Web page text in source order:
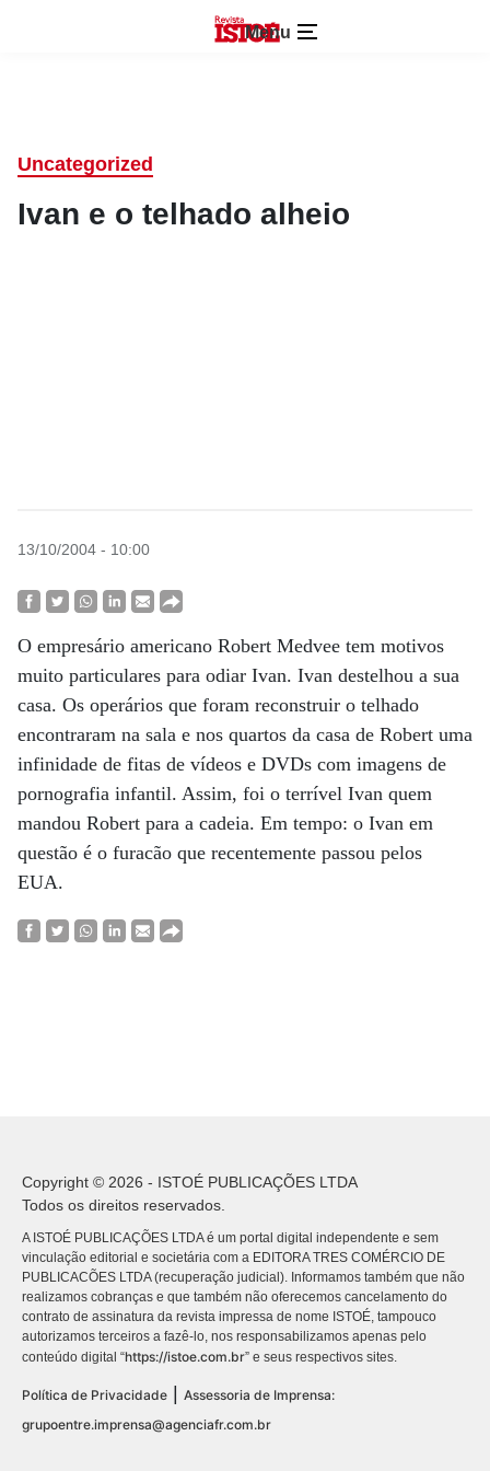
Menu
Uncategorized
Ivan e o telhado alheio
13/10/2004 - 10:00
O empresário americano Robert Medvee tem motivos
muito particulares para odiar Ivan. Ivan destelhou a sua
casa. Os operários que foram reconstruir o telhado
encontraram na sala e nos quartos da casa de Robert uma
infinidade de fitas de vídeos e DVDs com imagens de
pornografia infantil. Assim, foi o terrível Ivan quem
mandou Robert para a cadeia. Em tempo: o Ivan em
questão é o furacão que recentemente passou pelos
EUA.
Copyright © 2026 - ISTOÉ PUBLICAÇÕES LTDA
Todos os direitos reservados.
A ISTOÉ PUBLICAÇÕES LTDA é um portal digital independente e sem
vinculação editorial e societária com a EDITORA TRES COMÉRCIO DE
PUBLICACÕES LTDA (recuperação judicial). Informamos também que não
realizamos cobranças e que também não oferecemos cancelamento do
contrato de assinatura da revista impressa de nome ISTOÉ, tampouco
autorizamos terceiros a fazê-lo, nos responsabilizamos apenas pelo
conteúdo digital “https://istoe.com.br” e seus respectivos sites.
Política de Privacidade
Assessoria de Imprensa:
grupoentre.imprensa@agenciafr.com.br